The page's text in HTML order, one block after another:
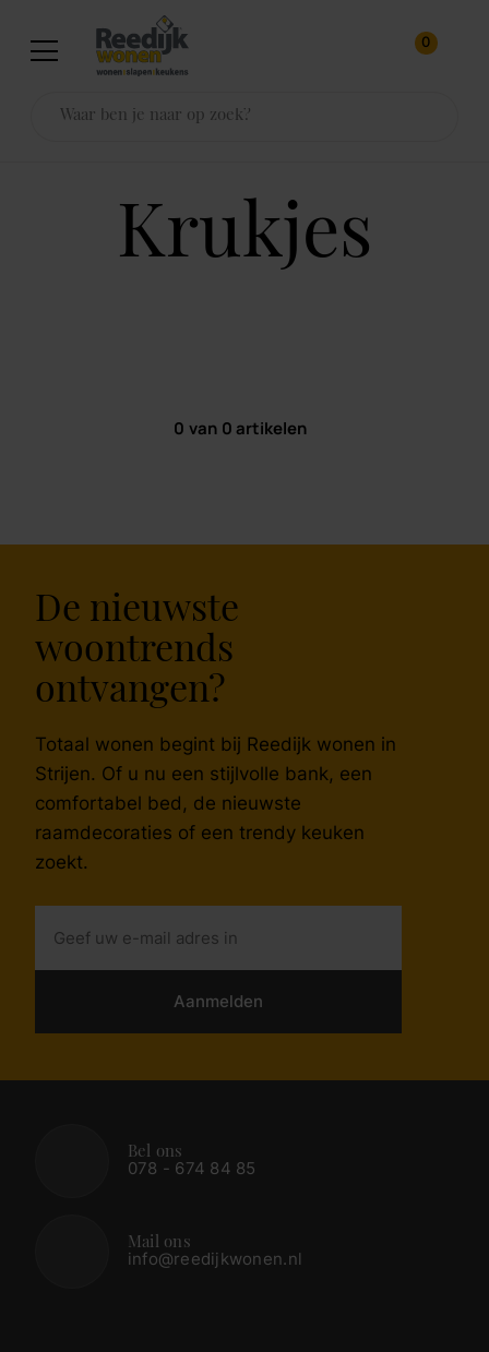
0
krukjes
0 van 0 artikelen
De nieuwste
woontrends
ontvangen?
Totaal wonen begint bij Reedijk wonen in
Strijen. Of u nu een stijlvolle bank, een
comfortabel bed, de nieuwste
raamdecoraties of een trendy keuken
zoekt.
Aanmelden
Bel ons
078 - 674 84 85
Mail ons
info@reedijkwonen.nl